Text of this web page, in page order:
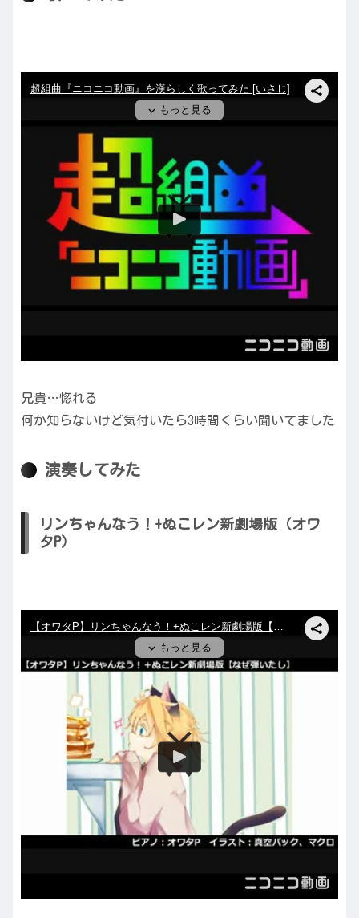
兄貴…惚れる
何か知らないけど気付いたら3時間くらい聞いてました
演奏してみた
リンちゃんなう！+ぬこレン新劇場版（オワ
タP）